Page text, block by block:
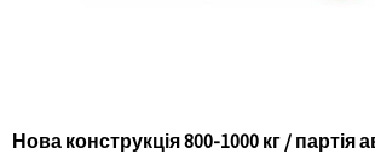
Нова конструкція 800-1000 кг / партія